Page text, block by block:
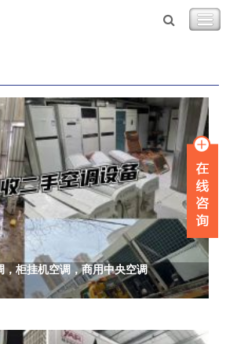
，柜挂机空调，商用中央空调